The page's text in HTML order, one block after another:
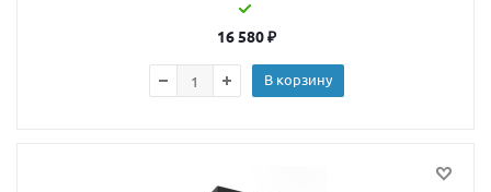
16 580₽
В корзину